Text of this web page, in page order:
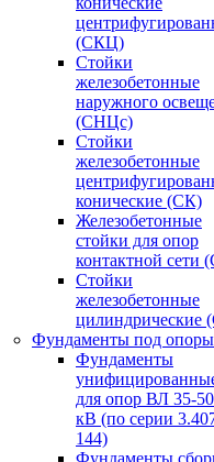
(СКЦ)
Стойки
железобетонные
наружного
(СНЦс)
Стойки
железобетонные
конические (СК)
Железобетонные
стойки для опор
контактной сети
Стойки
железобетонные
цилиндрические
Фундаменты под опоры
Фундаменты
для опор ВЛ 35-
кВ (по серии
144)
Фундаменты